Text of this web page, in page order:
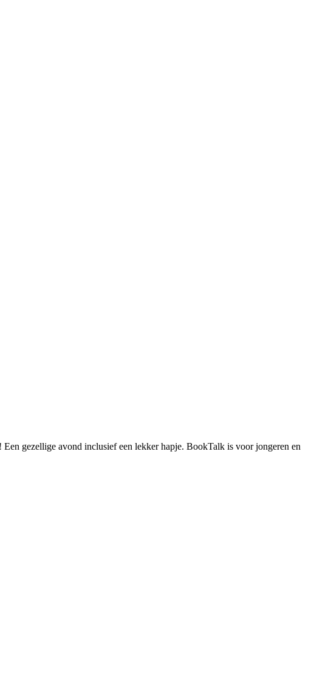
gezellige avond inclusief een lekker hapje. BookTalk is voor jongeren en